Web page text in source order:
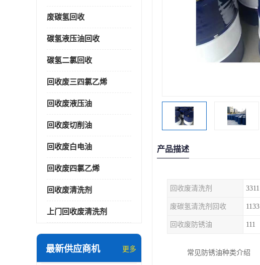
废碳氢回收
碳氢液压油回收
碳氢二氯回收
回收废三四氯乙烯
回收废液压油
回收废切削油
回收废白电油
回收废四氯乙烯
回收废清洗剂
上门回收废清洗剂
最新供应商机 更多
产品描述
回收废清洗剂 3311
废碳氢清洗剂回收 1133
回收废防锈油 111
常见防锈油种类介绍